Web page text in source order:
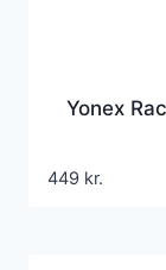
Yonex
449 kr.